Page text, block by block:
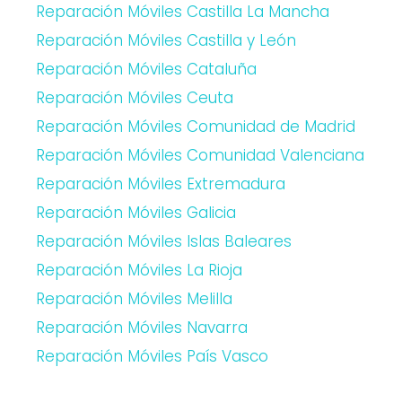
Reparación Móviles Castilla La Mancha
Reparación Móviles Castilla y León
Reparación Móviles Cataluña
Reparación Móviles Ceuta
Reparación Móviles Comunidad de Madrid
Reparación Móviles Comunidad Valenciana
Reparación Móviles Extremadura
Reparación Móviles Galicia
Reparación Móviles Islas Baleares
Reparación Móviles La Rioja
Reparación Móviles Melilla
Reparación Móviles Navarra
Reparación Móviles País Vasco